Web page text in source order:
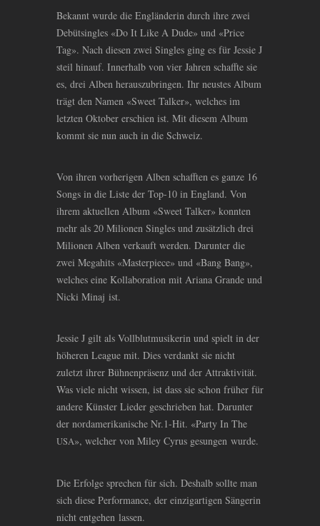
Bekannt wurde die Engländerin durch ihre zwei
Debütsingles «Do It Like A Dude» und «Price
Tag». Nach diesen zwei Singles ging es für Jessie J
steil hinauf. Innerhalb von vier Jahren schaffte sie
es, drei Alben herauszubringen. Ihr neustes Album
trägt den Namen «Sweet Talker», welches im
letzten Oktober erschien ist. Mit diesem Album
kommt sie nun auch in die Schweiz.
Von ihren vorherigen Alben schafften es ganze 16
Songs in die Liste der Top-10 in England. Von
ihrem aktuellen Album «Sweet Talker» konnten
mehr als 20 Milionen Singles und zusätzlich drei
Milionen Alben verkauft werden. Darunter die
zwei Megahits «Masterpiece» und «Bang Bang»,
welches eine Kollaboration mit Ariana Grande und
Nicki Minaj ist.
Jessie J gilt als Vollblutmusikerin und spielt in der
höheren League mit. Dies verdankt sie nicht
zuletzt ihrer Bühnenpräsenz und der Attraktivität.
Was viele nicht wissen, ist dass sie schon früher für
andere Künster Lieder geschrieben hat. Darunter
der nordamerikanische Nr.1-Hit. «Party In The
USA», welcher von Miley Cyrus gesungen wurde.
Die Erfolge sprechen für sich. Deshalb sollte man
sich diese Performance, der einzigartigen Sängerin
nicht entgehen lassen.